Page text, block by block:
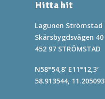
Hitta hit
Lagunen Strömstad
Skärsbygdsvägen 40
452 97 STRÖMSTAD
N58°54,8’ E11°12,3′
58.913544, 11.205093